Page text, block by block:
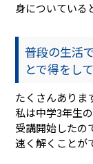
身についている
普段の生活
とで得をし
たくさんありま
私は中学3年生
受講開始したの
速く解くことが